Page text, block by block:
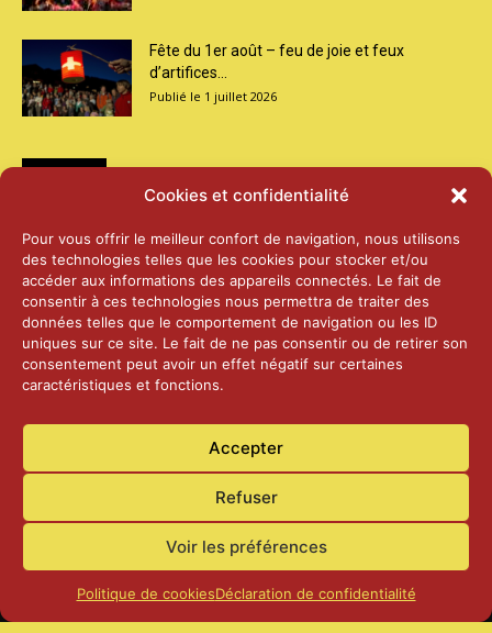
Cookies et confidentialité
Pour vous offrir le meilleur confort de navigation, nous utilisons
des technologies telles que les cookies pour stocker et/ou
accéder aux informations des appareils connectés. Le fait de
consentir à ces technologies nous permettra de traiter des
données telles que le comportement de navigation ou les ID
uniques sur ce site. Le fait de ne pas consentir ou de retirer son
consentement peut avoir un effet négatif sur certaines
caractéristiques et fonctions.
Accepter
Refuser
Voir les préférences
Politique de cookiesDéclaration de confidentialité
Fête du 1er août – feu de joie et feux
d’artifices...
1 juillet 2026
2026 – Laiterie d’Orsières et Abbaye de St-
Maurice
25 juin 2026
2025 – Palais Fédéral – Berne
25 juin 2026
Aînés – Noël 2024
Accueil Actualités Contact Confidentialité